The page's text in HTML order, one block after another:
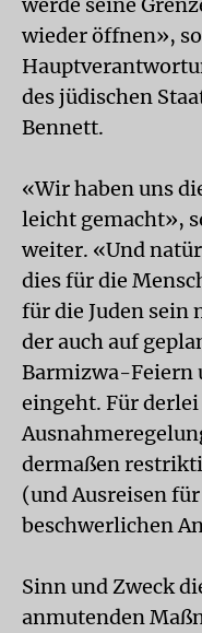
wieder öffnen»,
des jüdischen
Bennett.
«Wir haben uns
leicht gemacht»,
weiter. «Und
dies für die
für die Juden sein
der auch auf
Barmizwa-Feiern
eingeht. Für
dermaßen
(und Ausreisen
beschwerlichen
Sinn und Zweck
anmutenden